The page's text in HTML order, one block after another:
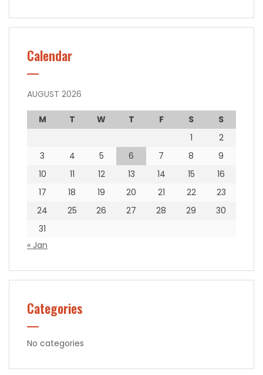
Calendar
AUGUST 2026
M T W T F S
S
1
2
3
4 5 6 7 8
9
10
11 12 13 14 15
16
17
18 19 20 21 22
23
24
25 26 27 28 29
30
31
« Jan
Categories
No categories